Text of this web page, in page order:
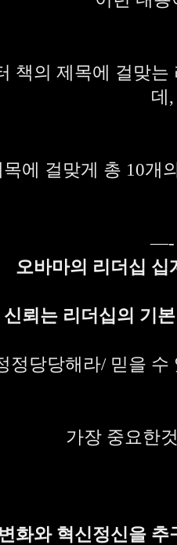
책의 제목에 걸맞
데,
목에 걸맞게 총 10개
—-
오바마의 리더십 십
신뢰는 리더십의 기
정당당해라/ 믿을 수
가장 중요한
화와 혁신정신을 추